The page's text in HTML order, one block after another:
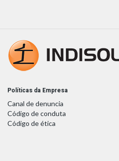
Políticas da Empresa
Canal de denuncia
Código de conduta
Código de ética